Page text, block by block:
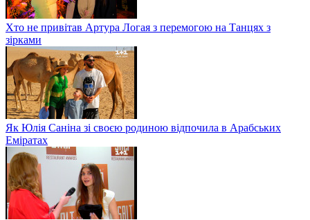
Хто не привітав Артура Логая з перемогою на Танцях з
зірками
Як Юлія Саніна зі своєю родиною відпочила в Арабських
Еміратах